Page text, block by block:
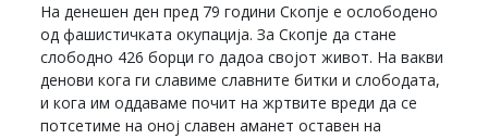
На денешен ден пред 79 години Скопје е ослободено
од фашистичката окупација. За Скопје да стане
слободно 426 борци го дадоа својот живот. На вакви
денови кога ги славиме славните битки и слободата,
и кога им оддаваме почит на жртвите вреди да се
потсетиме на оној славен аманет оставен на